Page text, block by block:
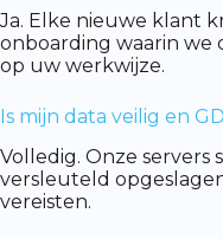
Ja. Elke nieuwe klant
onboarding waarin we
op uw werkwijze.
Is mijn data veilig en
Volledig. Onze servers
versleuteld
vereisten.